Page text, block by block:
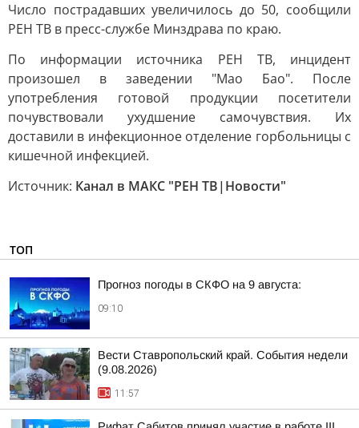
Число пострадавших увеличилось до 50, сообщили
РЕН ТВ в пресс-службе Минздрава по краю.
По информации источника РЕН ТВ, инцидент
произошел в заведении "Мао Бао". После
употребления готовой продукции посетители
почувствовали ухудшение самочувствия. Их
доставили в инфекционное отделение горбольницы с
кишечной инфекцией.
Источник: Канал в МАКС "РЕН ТВ|Новости"
ТОП
Прогноз погоды в СКФО на 9 августа:
09:10
Вести Ставропольский край. События недели
(9.08.2026)
11:57